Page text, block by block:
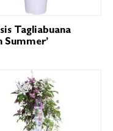
Tagliabuana
Summer’